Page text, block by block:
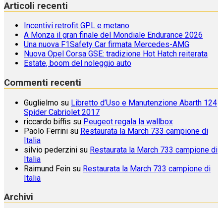
Articoli recenti
Incentivi retrofit GPL e metano
A Monza il gran finale del Mondiale Endurance 2026
Una nuova F1Safety Car firmata Mercedes-AMG
Nuova Opel Corsa GSE: tradizione Hot Hatch reiterata
Estate, boom del noleggio auto
Commenti recenti
Guglielmo su Libretto d’Uso e Manutenzione Abarth 124
Spider Cabriolet 2017
riccardo biffis su Peugeot regala la wallbox
Paolo Ferrini su Restaurata la March 733 campione di
Italia
silvio pederzini su Restaurata la March 733 campione di
Italia
Raimund Fein su Restaurata la March 733 campione di
Italia
Archivi